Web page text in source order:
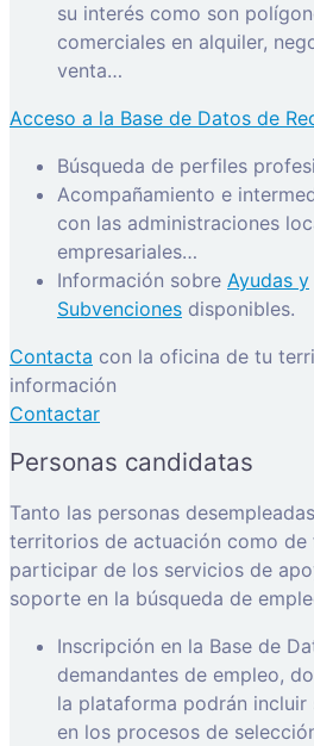
su interés como son
comerciales en alquiler,
venta…
Acceso a la Base de Datos de
Búsqueda de perfiles
Acompañamiento e
con las administraciones
empresariales…
Información sobre Ayudas y
Subvenciones disponibles.
Contacta con la oficina de tu
información
Contactar
Personas candidatas
Tanto las personas
territorios de actuación como de
participar de los servicios de
soporte en la búsqueda de
Inscripción en la Base de
demandantes de empleo,
la plataforma podrán
en los procesos de